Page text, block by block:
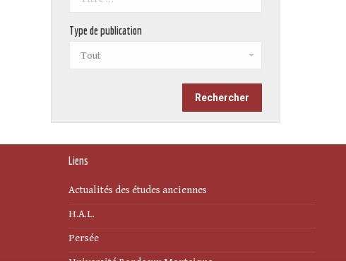
Type de publication
Liens
Actualités des études anciennes
H.A.L.
Persée